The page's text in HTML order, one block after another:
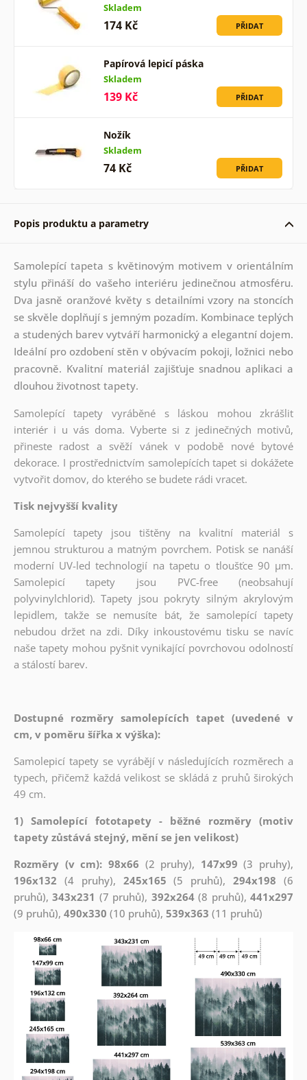
Skladem
174 Kč PŘIDAT
Papírová lepicí páska
Skladem
139 Kč PŘIDAT
Nožík
Skladem
74 Kč PŘIDAT
Popis produktu a parametry
Samolepící tapeta s květinovým motivem v orientálním
stylu přináší do vašeho interiéru jedinečnou atmosféru.
Dva jasně oranžové květy s detailními vzory na stoncích
se skvěle doplňují s jemným pozadím. Kombinace teplých
a studených barev vytváří harmonický a elegantní dojem.
Ideální pro ozdobení stěn v obývacím pokoji, ložnici nebo
pracovně. Kvalitní materiál zajišťuje snadnou aplikaci a
dlouhou životnost tapety.
Samolepící tapety vyráběné s láskou mohou zkrášlit
interiér i u vás doma. Vyberte si z jedinečných motivů,
přineste radost a svěží vánek v podobě nové bytové
dekorace. I prostřednictvím samolepících tapet si dokážete
vytvořit domov, do kterého se budete rádi vracet.
Tisk nejvyšší kvality
Samolepící tapety jsou tištěny na kvalitní materiál s
jemnou strukturou a matným povrchem. Potisk se nanáší
moderní UV-led technologií na tapetu o tloušťce 90 µm.
Samolepicí tapety jsou PVC-free (neobsahují
polyvinylchlorid). Tapety jsou pokryty silným akrylovým
lepidlem, takže se nemusíte bát, že samolepící tapety
nebudou držet na zdi. Díky inkoustovému tisku se navíc
naše tapety mohou pyšnit vynikající povrchovou odolností
a stálostí barev.
Dostupné rozměry samolepících tapet (uvedené v
cm, v poměru šířka x výška):
Samolepicí tapety se vyrábějí v následujících rozměrech a
typech, přičemž každá velikost se skládá z pruhů širokých
49 cm.
1) Samolepící fototapety - běžné rozměry (motiv
tapety zůstává stejný, mění se jen velikost)
Rozměry (v cm): 98x66 (2 pruhy), 147x99 (3 pruhy),
196x132 (4 pruhy), 245x165 (5 pruhů),294x198 (6
pruhů),343x231 (7 pruhů), 392x264(8 pruhů),441x297
(9 pruhů), 490x330 (10 pruhů), 539x363 (11 pruhů)